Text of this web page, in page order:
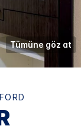
Tümüne göz at